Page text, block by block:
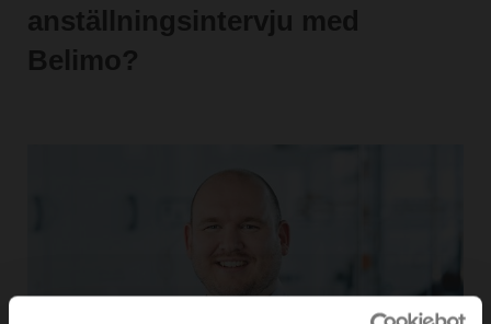
anställningsintervju med
Belimo?